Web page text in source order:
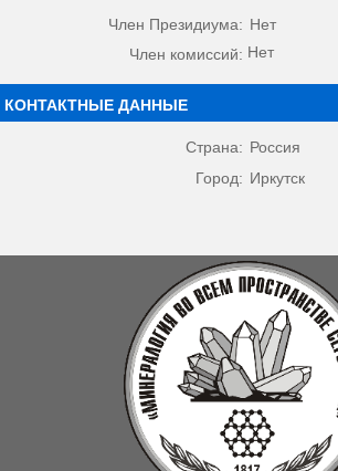
Член Президиума: Нет
Член комиссий: Нет
КОНТАКТНЫЕ ДАННЫЕ
Страна: Россия
Город: Иркутск